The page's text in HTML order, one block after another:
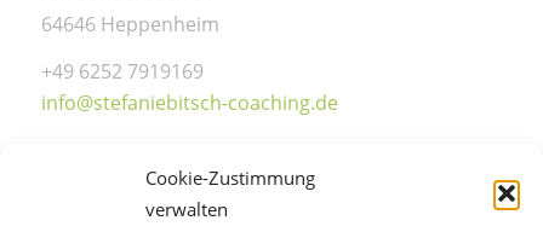
Cookie-Zustimmung
verwalten
64646 Heppenheim
+49 6252 7919169
info@stefaniebitsch-coaching.de